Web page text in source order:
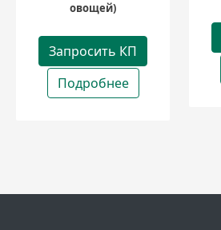
овощей)
Запросить КП
Подробнее